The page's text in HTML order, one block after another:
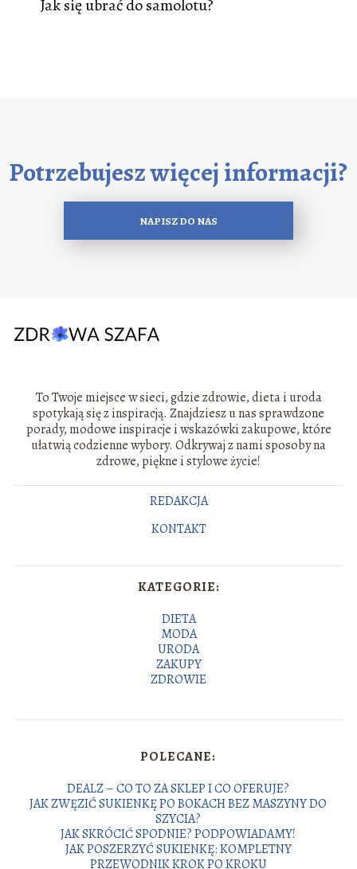
Jak się ubrać do samolotu?
Potrzebujesz więcej informacji?
NAPISZ DO NAS
To Twoje miejsce w sieci, gdzie zdrowie, dieta i uroda
spotykają się z inspiracją. Znajdziesz u nas sprawdzone
porady, modowe inspiracje i wskazówki zakupowe, które
ułatwią codzienne wybory. Odkrywaj z nami sposoby na
zdrowe, piękne i stylowe życie!
REDAKCJA
KONTAKT
KATEGORIE:
DIETA
MODA
URODA
ZAKUPY
ZDROWIE
POLECANE:
DEALZ – CO TO ZA SKLEP I CO OFERUJE?
JAK ZWĘZIĆ SUKIENKĘ PO BOKACH BEZ MASZYNY DO
SZYCIA?
JAK SKRÓCIĆ SPODNIE? PODPOWIADAMY!
JAK POSZERZYĆ SUKIENKĘ: KOMPLETNY
PRZEWODNIK KROK PO KROKU